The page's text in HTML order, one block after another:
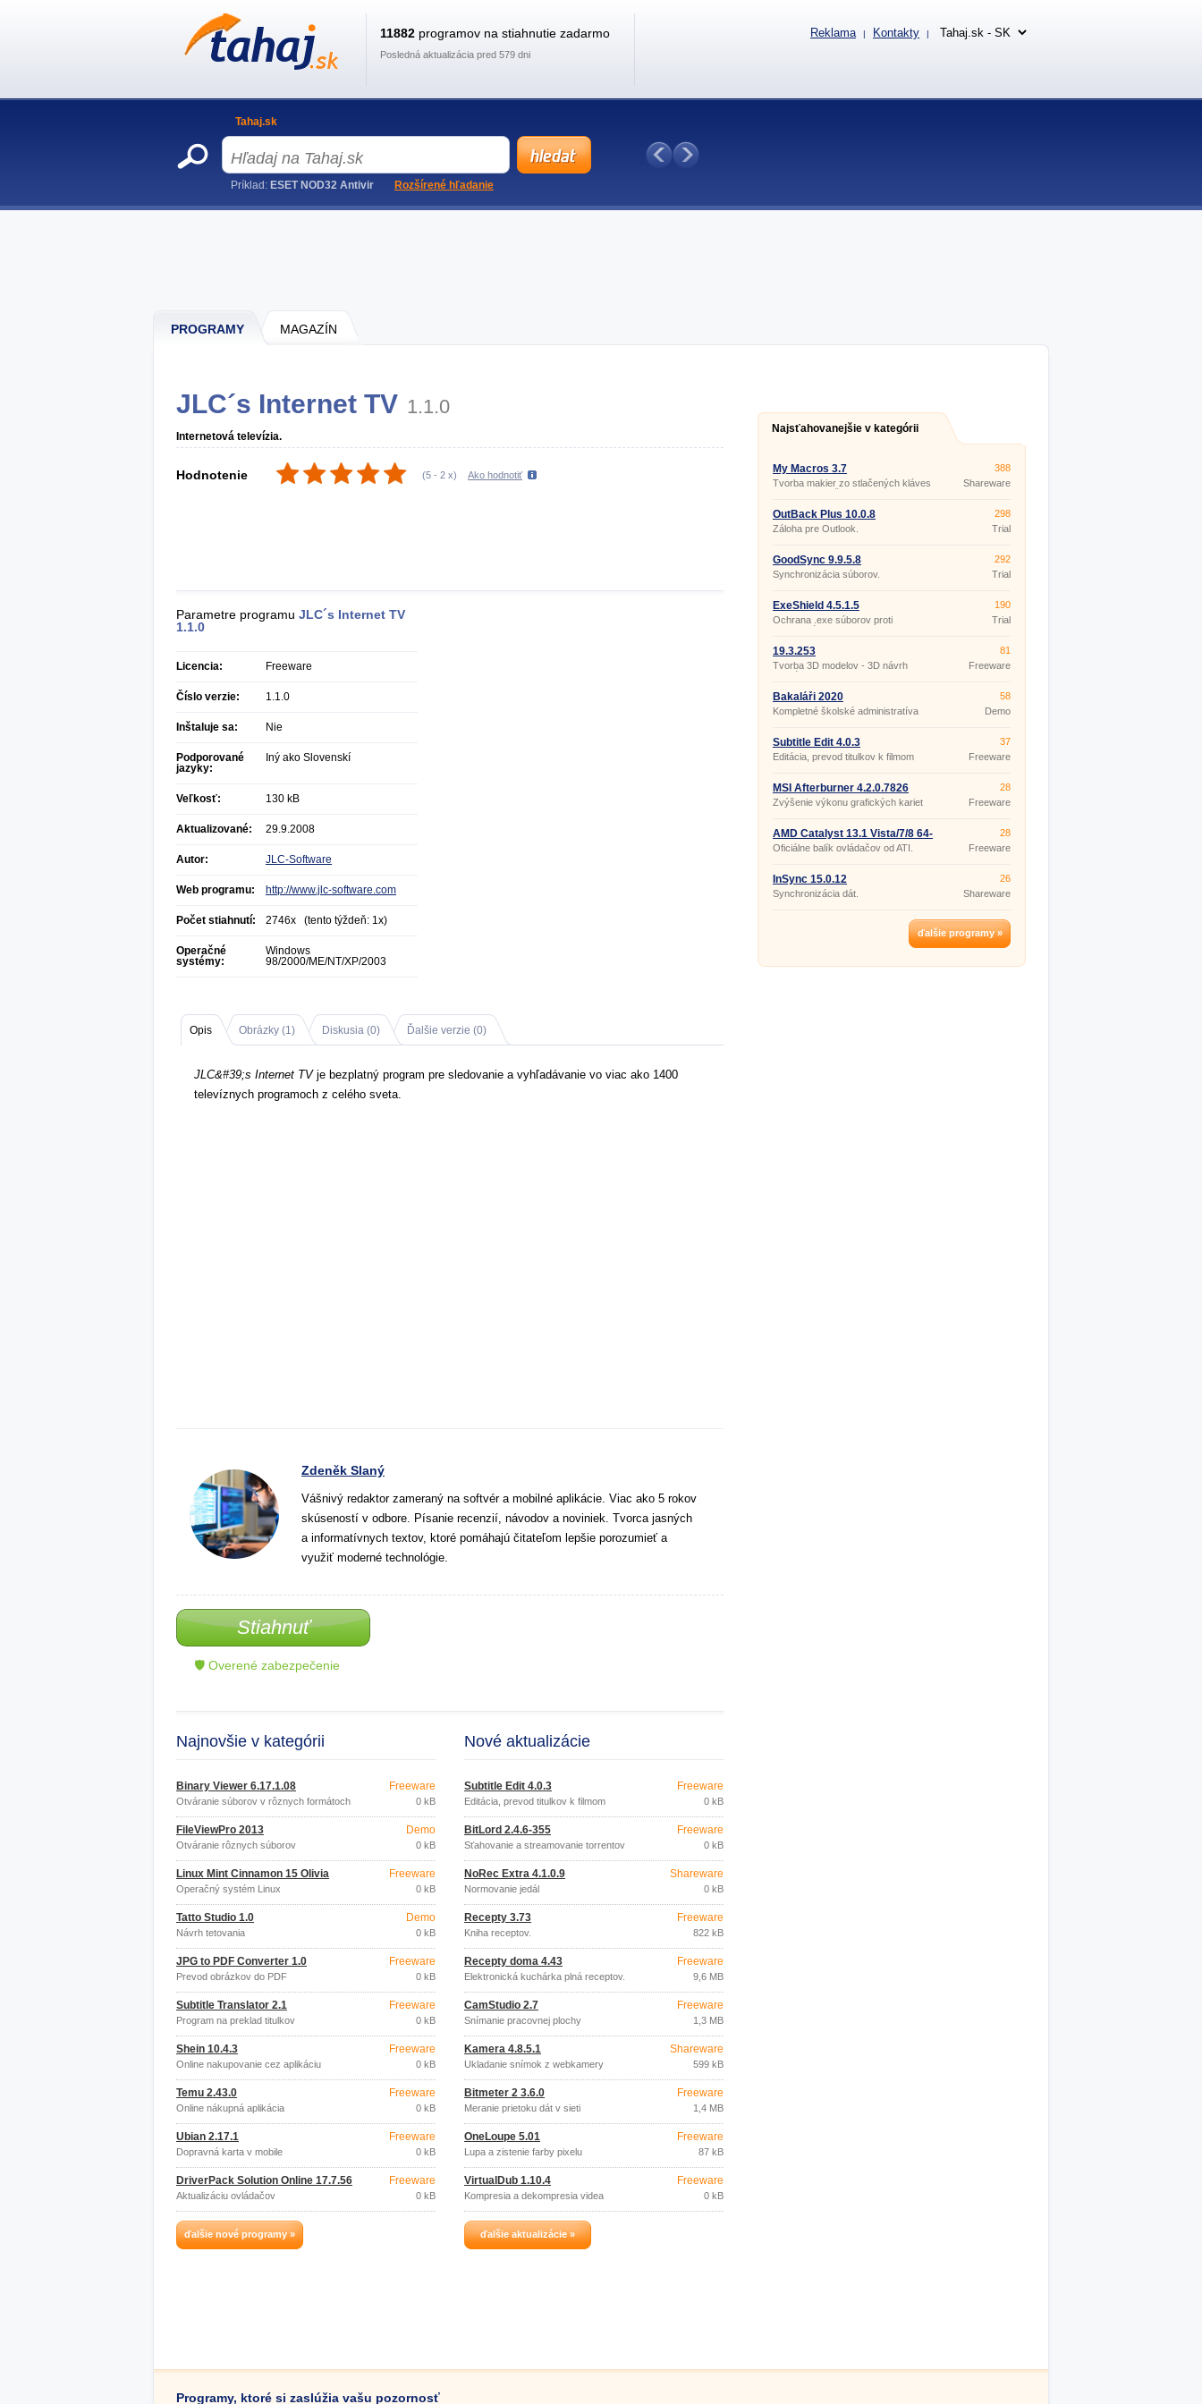
PROGRAMY MAGAZÍN
JLC´s Internet TV 1.1.0
Internetová televízia.
Hodnotenie (5 - 2 x) Ako hodnotiť
Parametre programu JLC´s Internet TV
1.1.0
Licencia: Freeware
Číslo verzie: 1.1.0
Inštaluje sa: Nie
Podporované
jazyky:
Iný ako Slovenskí
Veľkosť: 130 kB
Aktualizované: 29.9.2008
Autor: JLC-Software
Web programu: http://www.jlc-software.com
Počet stiahnutí: 2746x (tento týždeň: 1x)
Operačné
systémy:
Windows
98/2000/ME/NT/XP/2003
Opis Obrázky (1) Diskusia (0) Ďalšie verzie (0)
JLC&#39;s Internet TVje bezplatný program pre sledovanie a vyhľadávanie vo viac ako 1400
televíznych programoch z celého sveta.
Zdeněk Slaný
Vášnivý redaktor zameraný na softvér a mobilné aplikácie. Viac ako 5 rokov
skúseností v odbore. Písanie recenzií, návodov a noviniek. Tvorca jasných
a informatívnych textov, ktoré pomáhajú čitateľom lepšie porozumieť a
využiť moderné technológie.
Stiahnuť
🛡 Overené zabezpečenie
Najnovšie v kategórii
Binary Viewer 6.17.1.08
Otváranie súborov v rôznych formátoch
Freeware
0 kB
FileViewPro 2013
Otváranie rôznych súborov
Demo
0 kB
Linux Mint Cinnamon 15 Olivia
Operačný systém Linux
Freeware
0 kB
Tatto Studio 1.0
Návrh tetovania
Demo
0 kB
JPG to PDF Converter 1.0
Prevod obrázkov do PDF
Freeware
0 kB
Subtitle Translator 2.1
Program na preklad titulkov
Freeware
0 kB
Shein 10.4.3
Online nakupovanie cez aplikáciu
Freeware
0 kB
Temu 2.43.0
Online nákupná aplikácia
Freeware
0 kB
Ubian 2.17.1
Dopravná karta v mobile
Freeware
0 kB
DriverPack Solution Online 17.7.56
Aktualizáciu ovládačov
Freeware
0 kB
ďalšie nové programy »
Nové aktualizácie
Subtitle Edit 4.0.3
Editácia, prevod titulkov k filmom
Freeware
0 kB
BitLord 2.4.6-355
Sťahovanie a streamovanie torrentov
Freeware
0 kB
NoRec Extra 4.1.0.9
Normovanie jedál
Shareware
0 kB
Recepty 3.73
Kniha receptov.
Freeware
822 kB
Recepty doma 4.43
Elektronická kuchárka plná receptov.
Freeware
9,6 MB
CamStudio 2.7
Snímanie pracovnej plochy
Freeware
1,3 MB
Kamera 4.8.5.1
Ukladanie snímok z webkamery
Shareware
599 kB
Bitmeter 2 3.6.0
Meranie prietoku dát v sieti
Freeware
1,4 MB
OneLoupe 5.01
Lupa a zistenie farby pixelu
Freeware
87 kB
VirtualDub 1.10.4
Kompresia a dekompresia videa
Freeware
0 kB
ďalšie aktualizácie »
Najsťahovanejšie v kategórii
My Macros 3.7
Tvorba makier zo stlačených kláves
a pohybov myši.
388
Shareware
OutBack Plus 10.0.8
Záloha pre Outlook.
298
Trial
GoodSync 9.9.5.8
Synchronizácia súborov.
292
Trial
ExeShield 4.5.1.5
Ochrana .exe súborov proti
cracknutú.
190
Trial
19.3.253
Tvorba 3D modelov - 3D návrh
interiéru
81
Freeware
Bakaláři 2020
Kompletné školské administratíva
58
Demo
Subtitle Edit 4.0.3
Editácia, prevod titulkov k filmom
37
Freeware
MSI Afterburner 4.2.0.7826
Zvýšenie výkonu grafických kariet
28
Freeware
AMD Catalyst 13.1 Vista/7/8 64-
bit
Oficiálne balík ovládačov od ATI.
28
Freeware
InSync 15.0.12
Synchronizácia dát.
26
Shareware
ďalšie programy »
Programy, ktoré si zaslúžia vašu pozornosť
11882 programov na stiahnutie zadarmo
Posledná aktualizácia pred 579 dni
Reklama | Kontakty |
Tahaj.sk
Príklad: ESET NOD32 Antivir Rozšírené hľadanie